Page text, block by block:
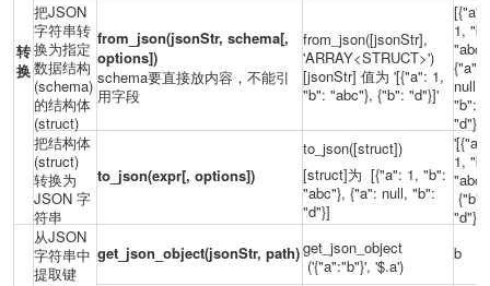
转
换
把JSON
字符串转
换为指定
数据结构
(schema)
的结构体
(struct)
from_json(jsonStr, schema[,
options])
schema要直接放内容，不能引
用字段
from_json([jsonStr],
'ARRAY<STRUCT>')
[jsonStr] 值为 '[{"a": 1,
"b": "abc"}, {"b": "d"}]'
[{"a":
1,
{"a":
null,
"b":
"d"}]
把结构体
(struct)
转换为
JSON 字
符串
to_json(expr[, options])
to_json([struct])
[struct]为 [{"a": 1, "b":
"abc"}, {"a": null, "b":
"d"}]
'[{"a":
1,
{"b":
"d"}]'
从JSON
字符串中
提取键
get_json_object(jsonStr, path)get_json_object
('{"a":"b"}', '$.a')
b